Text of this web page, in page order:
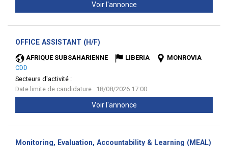
Voir l'annonce
OFFICE ASSISTANT (H/F)
AFRIQUE SUBSAHARIENNE LIBERIA
MONROVIA
CDD
Secteurs d'activité :
Date limite de candidature : 18/08/2026 17:00
Voir l'annonce
Monitoring, Evaluation, Accountability & Learning (MEAL)